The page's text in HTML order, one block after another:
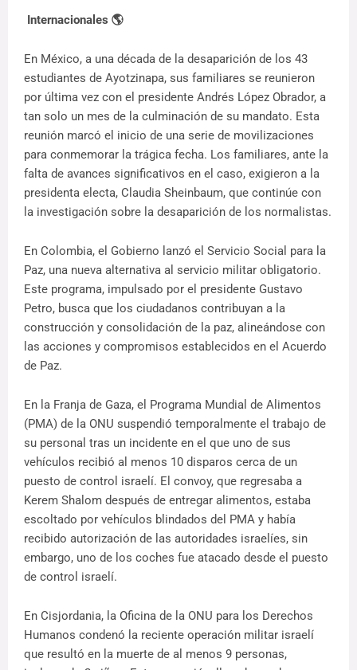
Internacionales 🌎
En México, a una década de la desaparición de los 43
estudiantes de Ayotzinapa, sus familiares se reunieron
por última vez con el presidente Andrés López Obrador, a
tan solo un mes de la culminación de su mandato. Esta
reunión marcó el inicio de una serie de movilizaciones
para conmemorar la trágica fecha. Los familiares, ante la
falta de avances significativos en el caso, exigieron a la
presidenta electa, Claudia Sheinbaum, que continúe con
la investigación sobre la desaparición de los normalistas.
En Colombia, el Gobierno lanzó el Servicio Social para la
Paz, una nueva alternativa al servicio militar obligatorio.
Este programa, impulsado por el presidente Gustavo
Petro, busca que los ciudadanos contribuyan a la
construcción y consolidación de la paz, alineándose con
las acciones y compromisos establecidos en el Acuerdo
de Paz.
En la Franja de Gaza, el Programa Mundial de Alimentos
(PMA) de la ONU suspendió temporalmente el trabajo de
su personal tras un incidente en el que uno de sus
vehículos recibió al menos 10 disparos cerca de un
puesto de control israelí. El convoy, que regresaba a
Kerem Shalom después de entregar alimentos, estaba
escoltado por vehículos blindados del PMA y había
recibido autorización de las autoridades israelíes, sin
embargo, uno de los coches fue atacado desde el puesto
de control israelí.
En Cisjordania, la Oficina de la ONU para los Derechos
Humanos condenó la reciente operación militar israelí
que resultó en la muerte de al menos 9 personas,